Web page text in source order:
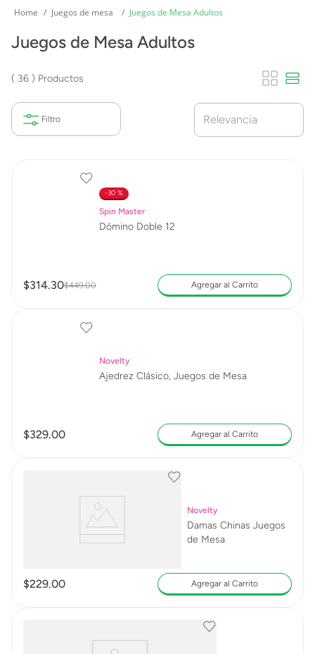
Juegos de mesa Juegos de Mesa Adultos
Juegos de Mesa Adultos
36 Productos
Relevancia
30 %
Spin Master
Dómino Doble 12
$314.30$449.00 Agregar al Carrito
Novelty
Ajedrez Clásico, Juegos de Mesa
$329.00 Agregar al Carrito
Novelty
Damas Chinas Juegos
de Mesa
$229.00 Agregar al Carrito